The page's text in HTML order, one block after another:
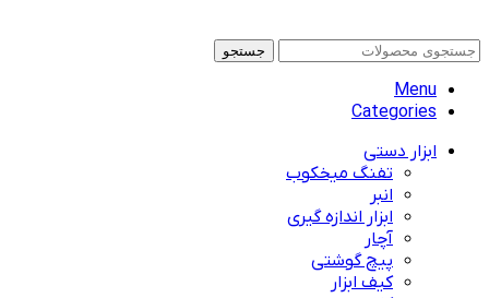
جستجو
Menu
Categories
ابزار دستی
تفنگ میخکوب
انبر
ابزار اندازه گیری
آچار
پیچ گوشتی
کیف ابزار